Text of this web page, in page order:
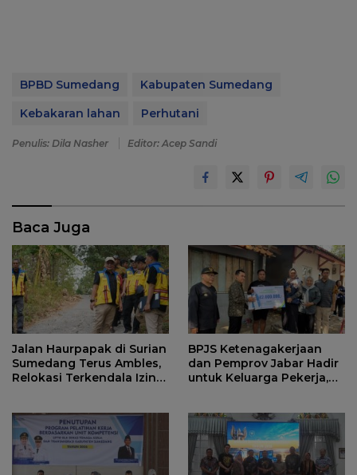
BPBD Sumedang
Kabupaten Sumedang
Kebakaran lahan
Perhutani
Penulis: Dila Nasher Editor: Acep Sandi
Baca Juga
Jalan Haurpapak di Surian
Sumedang Terus Ambles,
Relokasi Terkendala Izin
BPJS Ketenagakerjaan
dan Pemprov Jabar Hadir
untuk Keluarga Pekerja,